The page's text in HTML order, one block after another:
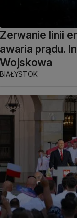
Zerwanie linii
awaria prądu.
Wojskowa
BIAŁYSTOK